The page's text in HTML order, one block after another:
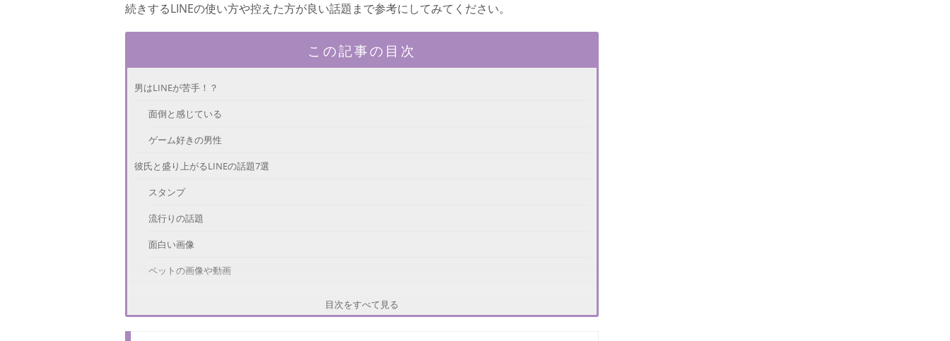
続きするLINEの使い方や控えた方が良い話題まで参考にしてみてください。
この記事の目次
男はLINEが苦手！？
面倒と感じている
ゲーム好きの男性
彼氏と盛り上がるLINEの話題7選
スタンプ
流行りの話題
面白い画像
ペットの画像や動画
目次をすべて見る